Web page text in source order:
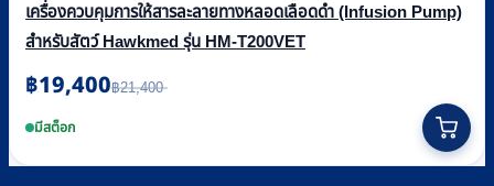
เครื่องควบคุมการให้สารละลายทางหลอดเลือดดำ (Infusion Pump)
สำหรับสัตว์ Hawkmed รุ่น HM-T200VET
฿21,400
Original
price
was:
฿21,400.
฿19,400
Current
price
is:
฿19,400.
มีสต็อก